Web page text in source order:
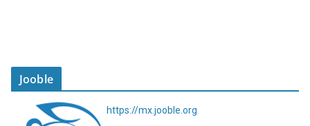
Jooble
https://mx.jooble.org